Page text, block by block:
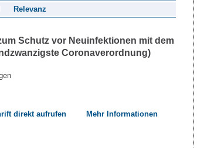
Relevanz
Schutz vor Neuinfektionen mit dem
Coronaverordnung)
direkt aufrufen Mehr Informationen